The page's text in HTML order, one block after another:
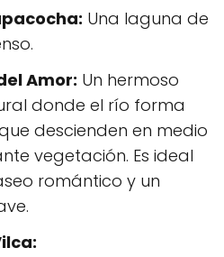
Una laguna de
Amor: Un hermoso
donde el río forma
descienden en medio
vegetación. Es ideal
romántico y un